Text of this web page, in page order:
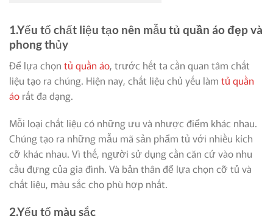
1.Yếu tố chất liệu tạo nên mẫu tủ quần áo đẹpvà
phong thủy
Để lựa chọn tủ quần áo, trước hết ta cần quan tâm chất
liệu tạo ra chúng. Hiện nay, chất liệu chủ yếu làm tủ quần
áo rất đa dạng.
Mỗi loại chất liệu có những ưu và nhược điểm khác nhau.
Chúng tạo ra những mẫu mã sản phẩm tủ với nhiều kích
cỡ khác nhau. Vì thế, người sử dụng cần căn cứ vào nhu
cầu đựng của gia đình. Và bản thân để lựa chọn cỡ tủ và
chất liệu, màu sắc cho phù hợp nhất.
2.Yếu tố màu sắc